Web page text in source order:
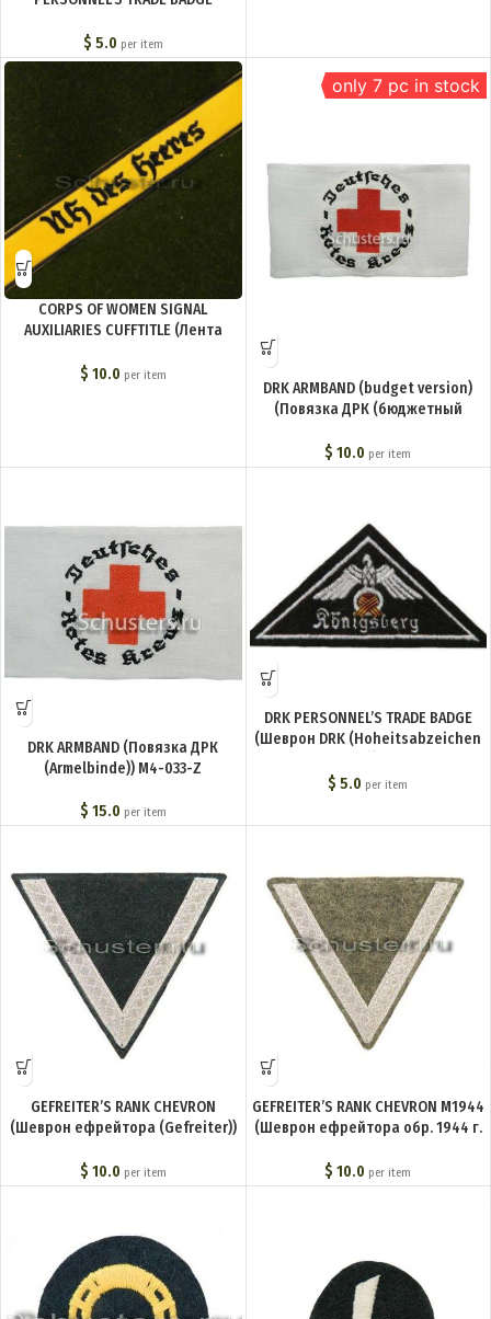
саперных частей) M4-156-Z
$ 5.0 per item
CORPS OF WOMEN SIGNAL
AUXILIARIES CUFFTITLE (Лента
вспомогательная служба связи
$ 10.0 per item
only 7 pc in stock
DRK ARMBAND (budget version)
(Повязка ДРК (бюджетный
$ 10.0 per item
DRK ARMBAND (Повязка ДРК
(Armelbinde)) M4-033-Z
$ 15.0 per item
DRK PERSONNEL’S TRADE BADGE
(Шеврон DRK (Hoheitsabzeichen
$ 5.0 per item
GEFREITER’S RANK CHEVRON
(Шеврон ефрейтора (Gefreiter))
$ 10.0 per item
GEFREITER’S RANK CHEVRON M1944
(Шеврон ефрейтора обр. 1944 г.
$ 10.0 per item